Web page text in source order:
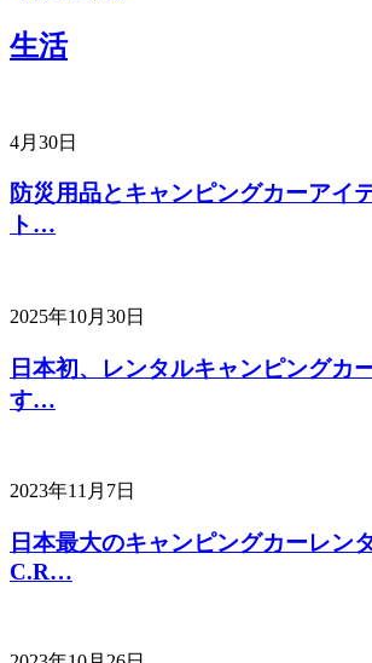
生活
4月30日
防災用品とキャンピングカーアイ
ト…
2025年10月30日
日本初、レンタルキャンピングカ
す…
2023年11月7日
日本最大のキャンピングカーレン
C.R…